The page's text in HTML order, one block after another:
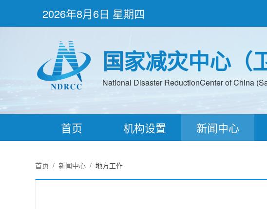
2026年8月6日 星期四
国家减灾中心（
National Disaster ReductionCenter of China
首页 机构设置 新闻中心
首页 / 新闻中心 / 地方工作